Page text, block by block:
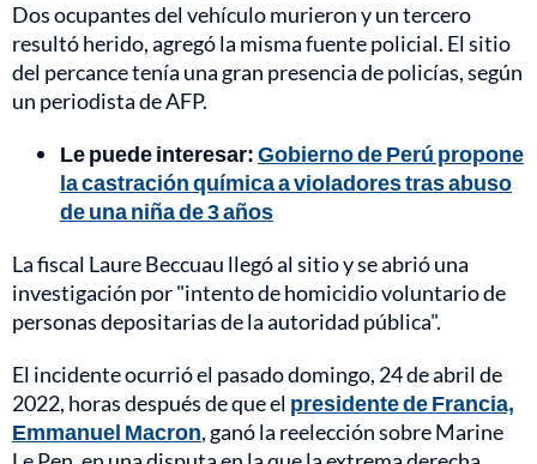
Dos ocupantes del vehículo murieron y un tercero
resultó herido, agregó la misma fuente policial. El sitio
del percance tenía una gran presencia de policías, según
un periodista de AFP.
Le puede interesar:Gobierno de Perú propone
la castración química a violadores tras abuso
de una niña de 3 años
La fiscal Laure Beccuau llegó al sitio y se abrió una
investigación por "intento de homicidio voluntario de
personas depositarias de la autoridad pública".
El incidente ocurrió el pasado domingo, 24 de abril de
2022, horas después de que el presidente de Francia,
Emmanuel Macron, ganó la reelección sobre Marine